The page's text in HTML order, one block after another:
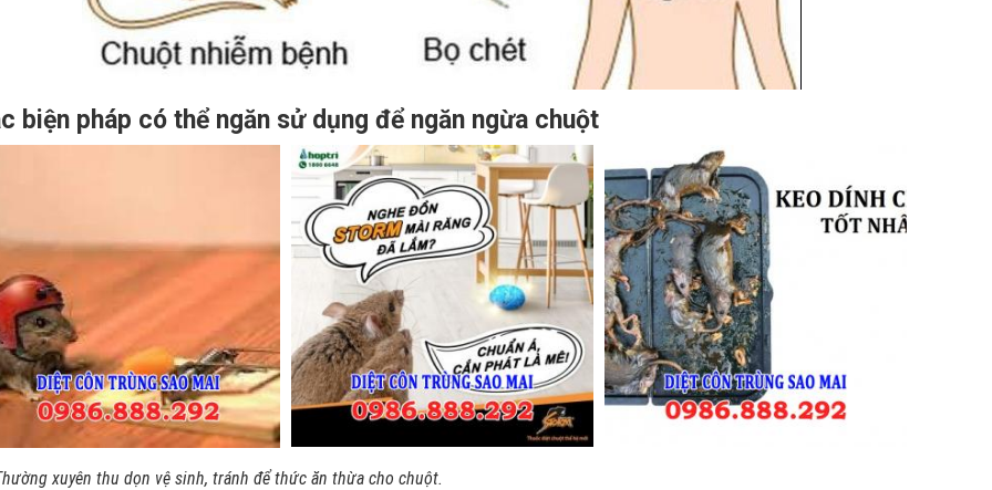
biện pháp có thể ngăn sử dụng để ngăn ngừa chuột
xuyên thu dọn vệ sinh, tránh để thức ăn thừa cho chuột.